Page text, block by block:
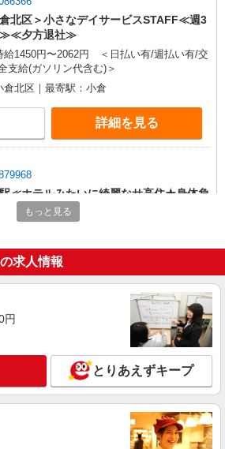
北区＞小さなデイサービスSTAFF≪週3
≫≪夕方退社≫
給1450円〜2062円 ＜日払い有/週払い有/交
支給(ガソリン代含む)＞
倉北区｜最寄駅：小倉
詳細を見る
≪ホテルみたいに綺麗なサ高住★身体負
ない仕事
九州市小倉南区
詳細を見る
市小倉北区！看護助手で未経験から病院
ュー♪シーツ交換など☆
給1450円〜2062円 ＜日払い有/週払い有/交
もっと見る
求人情報
円
とりあえずキープ